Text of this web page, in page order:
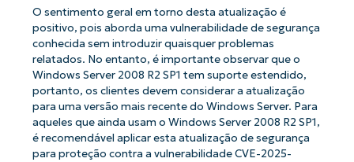
O sentimento geral em torno desta atualização é
positivo, pois aborda uma vulnerabilidade de segurança
conhecida sem introduzir quaisquer problemas
relatados. No entanto, é importante observar que o
Windows Server 2008 R2 SP1 tem suporte estendido,
portanto, os clientes devem considerar a atualização
para uma versão mais recente do Windows Server. Para
aqueles que ainda usam o Windows Server 2008 R2 SP1,
é recomendável aplicar esta atualização de segurança
para proteção contra a vulnerabilidade CVE-2025-